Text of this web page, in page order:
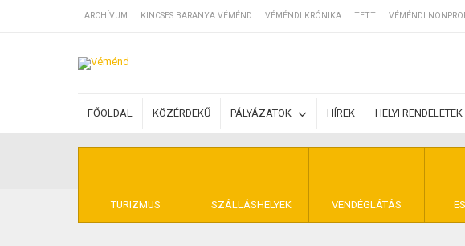
ARCHÍVUM KINCSES BARANYA VÉMÉND VÉMÉNDI KRÓNIKA TETT VÉMÉNDI
FŐOLDAL KÖZÉRDEKŰ PÁLYÁZATOK HÍREK HELYI RENDELETEK
TURIZMUS SZÁLLÁSHELYEK VENDÉGLÁTÁS
SZÁLLÁSOK
BEJEGYZÉSEK
ÁLTALÁNOS